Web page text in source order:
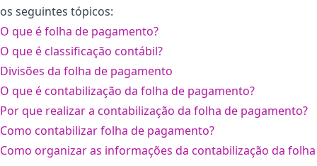
os seguintes tópicos:
O que é folha de pagamento?
O que é classificação contábil?
Divisões da folha de pagamento
O que é contabilização da folha de pagamento?
Por que realizar a contabilização da folha de pagamento?
Como contabilizar folha de pagamento?
Como organizar as informações da contabilização da folha